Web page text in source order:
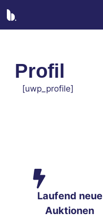
Inhalt
springen
Profil
[uwp_profile]
Laufend neue
Auktionen